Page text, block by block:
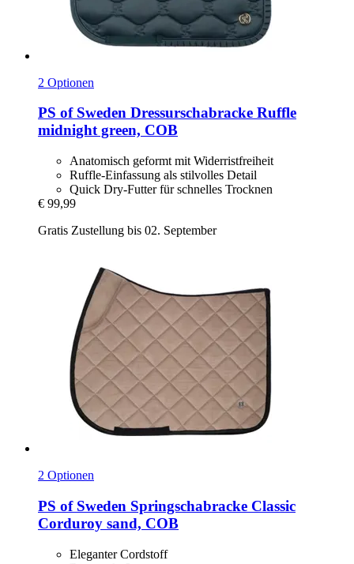
2 Optionen
PS of Sweden Dressurschabracke Ruffle
midnight green, COB
Anatomisch geformt mit Widerristfreiheit
Ruffle-Einfassung als stilvolles Detail
Quick Dry-Futter für schnelles Trocknen
€ 99,99
Gratis Zustellung bis 02. September
2 Optionen
PS of Sweden Springschabracke Classic
Corduroy sand, COB
Eleganter Cordstoff